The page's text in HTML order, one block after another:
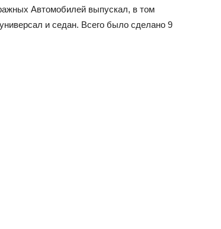
Автомобилей выпускал, в том
и седан. Всего было сделано 9